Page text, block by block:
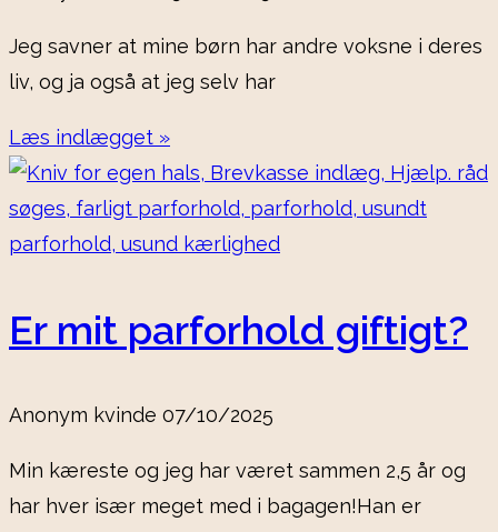
Jeg savner at mine børn har andre voksne i deres
liv, og ja også at jeg selv har
Læs indlægget »
Er mit parforhold giftigt?
Anonym kvinde 07/10/2025
Min kæreste og jeg har været sammen 2,5 år og
har hver især meget med i bagagen!Han er